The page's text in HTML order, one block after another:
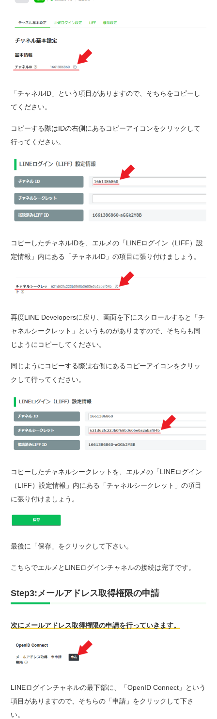
「チャネルID」という項目がありますので、そちらをコピーし
てください。
コピーする際はIDの右側にあるコピーアイコンをクリックして
行ってください。
コピーしたチャネルIDを、エルメの「LINEログイン（LIFF）設
定情報」内にある「チャネルID」の項目に張り付けましょう。
再度LINE Developersに戻り、画面を下にスクロールすると「チ
ャネルシークレット」というものがありますので、そちらも同
じようにコピーしてください。
同じようにコピーする際は右側にあるコピーアイコンをクリッ
クして行ってください。
コピーしたチャネルシークレットを、エルメの「LINEログイン
（LIFF）設定情報」内にある「チャネルシークレット」の項目
に張り付けましょう。
最後に「保存」をクリックして下さい。
こちらでエルメとLINEログインチャネルの接続は完了です。
Step3:メールアドレス取得権限の申請
次にメールアドレス取得権限の申請を行っていきます。
LINEログインチャネルの最下部に、「OpenID Connect」という
項目がありますので、そちらの「申請」をクリックして下さ
い。